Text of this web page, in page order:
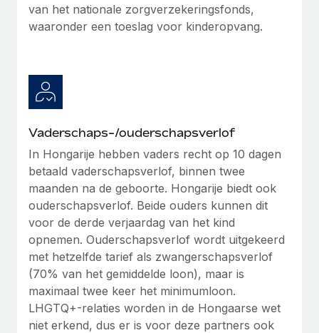
Meer informatie
van het nationale zorgverzekeringsfonds,
waaronder een toeslag voor kinderopvang.
Vaderschaps-/ouderschapsverlof
In Hongarije hebben vaders recht op 10 dagen
betaald vaderschapsverlof, binnen twee
maanden na de geboorte. Hongarije biedt ook
ouderschapsverlof. Beide ouders kunnen dit
voor de derde verjaardag van het kind
opnemen. Ouderschapsverlof wordt uitgekeerd
met hetzelfde tarief als zwangerschapsverlof
(70% van het gemiddelde loon), maar is
maximaal twee keer het minimumloon.
LHGTQ+-relaties worden in de Hongaarse wet
niet erkend, dus er is voor deze partners ook